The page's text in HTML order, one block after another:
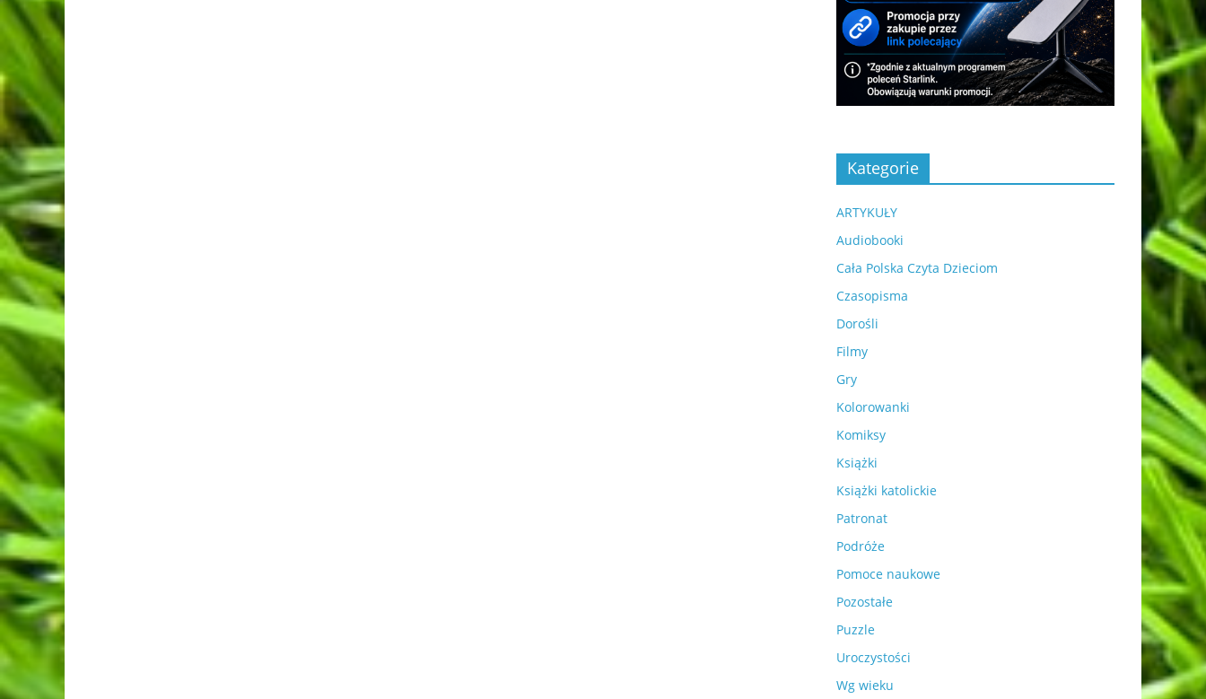
Kategorie
ARTYKUŁY
Audiobooki
Cała Polska Czyta Dzieciom
Czasopisma
Dorośli
Filmy
Gry
Kolorowanki
Komiksy
Książki
Książki katolickie
Patronat
Podróże
Pomoce naukowe
Pozostałe
Puzzle
Uroczystości
Wg wieku